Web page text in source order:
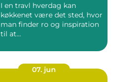
I en travl hverdag kan
køkkenet være det sted, hvor
man finder ro og inspiration
til at...
07. jun